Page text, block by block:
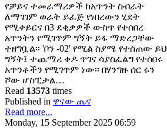
የቻይና ተመራማሪዎች ከአጥንት ስብራት
ለማገገም ወራት ይፈጅ የነበረውን ሂደት
የሚቀይርና በ3 ደቂቃዎች ውስጥ የተሰበረ
አጥንትን የሚገጥም ግኝት ይፋ ማድረጋቸው
ተዘግቧል፡፡ 'ቦን -02' የሚል ስያሜ የተሰጠው ይህ
ግኝት፤ ተጨማሪ ቀዶ ጥገና ሳያስፈልግ የተሰበሩ
አጥንቶችን የሚገጥም ነው፡፡ በሃንግዙ ሰር ሩን
ሾው ሆስፒታል…
Read 13573 times
Published in ዋናው ጤና
Read more...
Monday, 15 September 2025 06:59